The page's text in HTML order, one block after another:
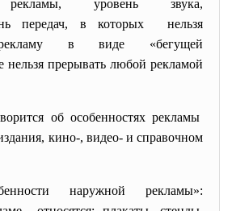
рекламы, уровень звука,
передач, в которых нельзя
рекламу в виде «бегущей
нельзя прерывать любой рекламой
об особенностях рекламы
кино-, видео- и справочном
наружной рекламы»: